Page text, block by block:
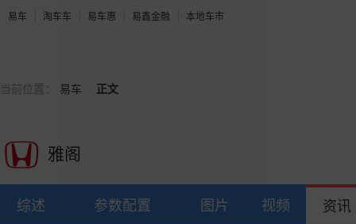
易车 淘车车 易车惠 易鑫金融 本地车市
当前位置： 易车 正文
雅阁
综述 参数配置 图片 视频 资讯